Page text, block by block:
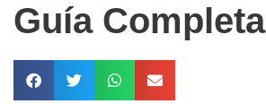
Guía Completa